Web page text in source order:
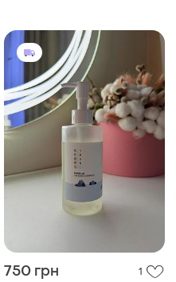
750 грн 1